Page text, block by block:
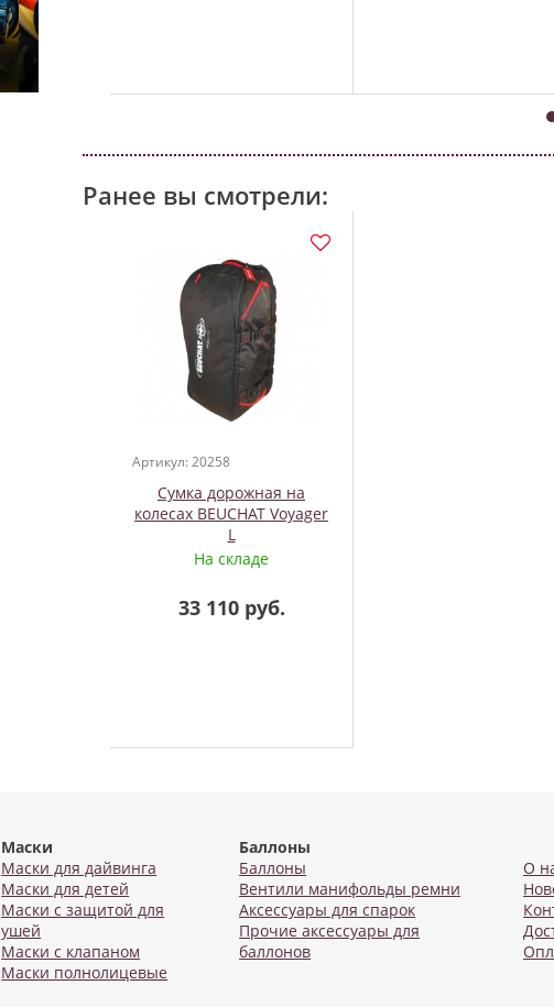
Ранее вы смотрели:
Артикул: 20258
Сумка дорожная на
колесах BEUCHAT Voyager
L
На складе
33 110 руб.
Маски
Маски для дайвинга
Маски для детей
Маски с защитой для
ушей
Маски с клапаном
Маски полнолицевые
Баллоны
Баллоны
Вентили манифольды ремни
Аксессуары для спарок
Прочие аксессуары для
баллонов
О